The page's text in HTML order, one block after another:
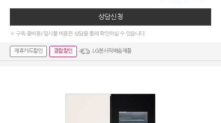
상담신청
※ 구독 총비용/일시불 비용은 상담을 통해 확인하실 수 있습니다.
제휴카드할인 결합할인 LG본사직배송제품